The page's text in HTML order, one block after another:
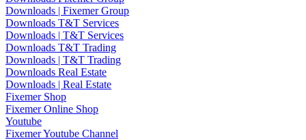
Downloads | Fixemer Group
Downloads T&T Services
Downloads | T&T Services
Downloads T&T Trading
Downloads | T&T Trading
Downloads Real Estate
Downloads | Real Estate
Fixemer Shop
Fixemer Online Shop
Youtube
Fixemer Youtube Channel